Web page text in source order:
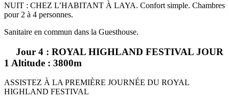
NUIT : CHEZ L’HABITANT À LAYA. Confort simple. Chambres
pour 2 à 4 personnes.
Sanitaire en commun dans la Guesthouse.
Jour 4 : ROYAL HIGHLAND FESTIVAL JOUR
1 Altitude : 3800m
ASSISTEZ À LA PREMIÈRE JOURNÉE DU ROYAL
HIGHLAND FESTIVAL